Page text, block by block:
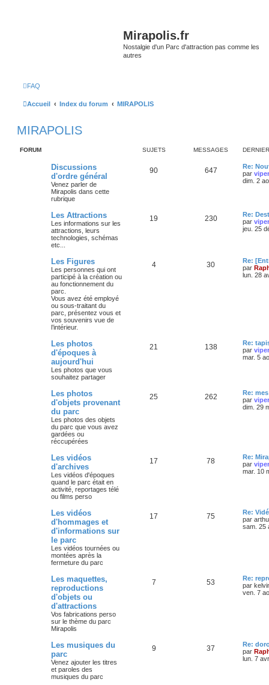
Mirapolis.fr
Nostalgie d'un Parc d'attraction pas comme les
autres
FAQ
Accueil Index du forum MIRAPOLIS
MIRAPOLIS
FORUM SUJETS MESSAGES
Discussions
d'ordre général
Venez parler de
Mirapolis dans cette
rubrique
90 647
Re:
par
dim. 2
Les Attractions
Les informations sur les
attractions, leurs
technologies, schémas
etc...
19 230
Re:
par
jeu. 25
Les Figures
Les personnes qui ont
participé à la création ou
au fonctionnement du
parc.
Vous avez été employé
ou sous-traitant du
parc, présentez vous et
vos souvenirs vue de
l’intérieur.
4 30
Re:
par
lun. 28
Les photos
d'époques à
aujourd'hui
Les photos que vous
souhaitez partager
21 138
Re:
par
mar. 5
Les photos
d'objets provenant
du parc
Les photos des objets
du parc que vous avez
gardées ou
réccupérées
25 262
Re:
par
dim. 29
Les vidéos
d'archives
Les vidéos d'époques
quand le parc était en
activité, reportages télé
ou films perso
17 78
Re:
par
mar. 10
Les vidéos
d'hommages et
d'informations sur
le parc
Les vidéos tournées ou
montées après la
fermeture du parc
17 75
Re:
par
sam. 25
Les maquettes,
reproductions
d'objets ou
d'attractions
Vos fabrications perso
sur le thème du parc
Mirapolis
7 53
Re:
par
ven. 7
Les musiques du
parc
Venez ajouter les titres
et paroles des
musiques du parc
9 37
Re:
par
lun. 7